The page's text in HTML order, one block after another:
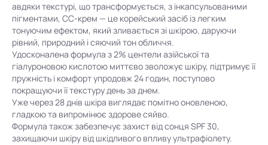
авдяки текстурі, що трансформується, з інкапсульованими
пігментами, CC-крем — це корейський засіб із легким
тонуючим ефектом, який зливається зі шкірою, даруючи
рівний, природний і сяючий тон обличчя.
Удосконалена формула з 2% центели азійської та
гіалуроновою кислотою миттєво зволожує шкіру, підтримує її
пружність і комфорт упродовж 24 годин, поступово
покращуючи її текстуру день за днем.
Уже через 28 днів шкіра виглядає помітно оновленою,
гладкою та випромінює здорове сяйво.
Формула також забезпечує захист від сонця SPF 30,
захищаючи шкіру від шкідливого впливу ультрафіолету.